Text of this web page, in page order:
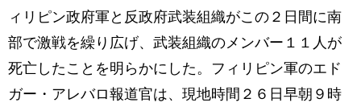
中日対訳
ィリピン政府軍と反政府武装組織がこの２日間に南
部で激戦を繰り広げ、武装組織のメンバー１１人が
死亡したことを明らかにした。フィリピン軍のエド
ガー・アレバロ報道官は、現地時間２６日早朝９時